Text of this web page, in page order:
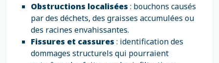
Obstructions localisées : bouchons causés
par des déchets, des graisses accumulées ou
des racines envahissantes.
Fissures et cassures : identification des
dommages structurels qui pourraient